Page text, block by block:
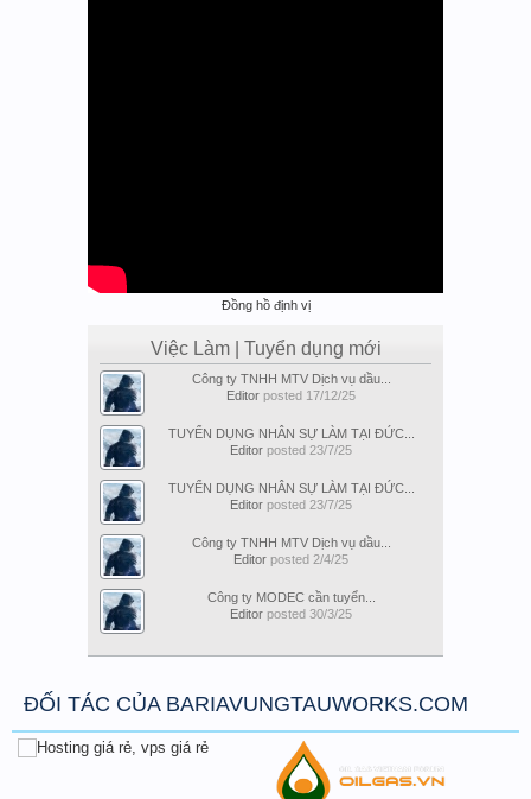
Đồng hồ định vị
Việc Làm | Tuyển dụng mới
Công ty TNHH MTV Dịch vụ dầu...
Editor posted 17/12/25
TUYỂN DỤNG NHÂN SỰ LÀM TẠI ĐỨC...
Editor posted 23/7/25
TUYỂN DỤNG NHÂN SỰ LÀM TẠI ĐỨC...
Editor posted 23/7/25
Công ty TNHH MTV Dịch vụ dầu...
Editor posted 2/4/25
Công ty MODEC cần tuyển...
Editor posted 30/3/25
ĐỐI TÁC CỦA BARIAVUNGTAUWORKS.COM